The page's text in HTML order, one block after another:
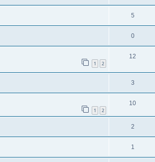
5
0
1 2
12
3
1 2
10
2
1